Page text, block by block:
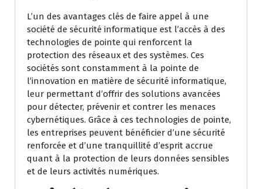
L’un des avantages clés de faire appel à une
société de sécurité informatique est l’accès à des
technologies de pointe qui renforcent la
protection des réseaux et des systèmes. Ces
sociétés sont constamment à la pointe de
l’innovation en matière de sécurité informatique,
leur permettant d’offrir des solutions avancées
pour détecter, prévenir et contrer les menaces
cybernétiques. Grâce à ces technologies de pointe,
les entreprises peuvent bénéficier d’une sécurité
renforcée et d’une tranquillité d’esprit accrue
quant à la protection de leurs données sensibles
et de leurs activités numériques.